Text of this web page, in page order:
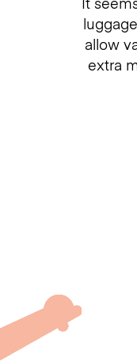
allow
extra